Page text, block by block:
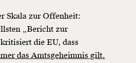
Skala zur Offenheit:
„Bericht zur
die EU, dass
das Amtsgeheimnis gilt.